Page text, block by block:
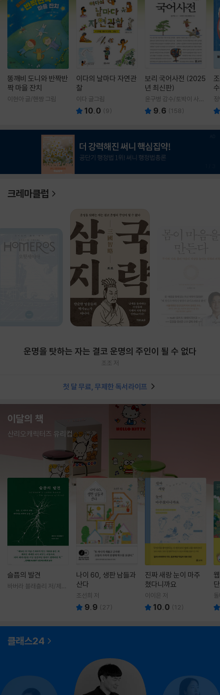
똥깨비 도니와 반짝반
짝 마을 잔치
이현아 글/핸짱 그림
이다의 날마다 자연관
찰
이다 글그림
10.0 (9)
보리 국어사전 (2025
년 최신판)
윤구병 감수/토박이 사전
편찬실 편
9.6 (158)
크레마클럽
운명을 탓하는 자는 결코 운명의 주인이 될 수 없다
조조 저
첫 달 무료, 무제한 독서라이프
이달의 책
산리오캐릭터즈 유리컵
슬픔의 발견
바버라 블래츨리 저/제효
나이 60, 생판 남들과
산다
조선희 저
9.9 ( 27)
진짜 새랑 눈이 마주
쳤다니까요
이이은 저
10.0 (12)
클래스24